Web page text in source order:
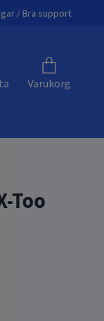
/ Bra support
Varukorg
Too